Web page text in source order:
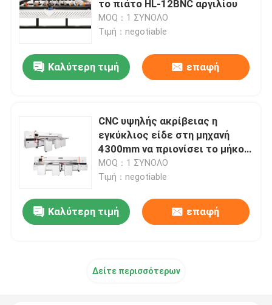
Αναλώσιμα μηχανών
το πιάτο HL-12BNC αργιλίου
MOQ：1 ΣΥΝΟΛΟ
Τιμή：negotiable
Καλύτερη τιμή επαφή
CNC υψηλής ακρίβειας η
εγκύκλιος είδε στη μηχανή
4300mm να πριονίσει το μήκος
για το σύνθετο πιάτο
MOQ：1 ΣΥΝΟΛΟ
Τιμή：negotiable
Καλύτερη τιμή επαφή
Δείτε περισσότερων